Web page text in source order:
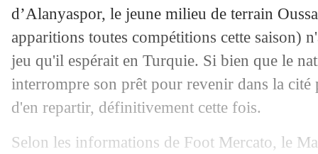
d’Alanyaspor, le jeune milieu de terrain
apparitions toutes compétitions cette saison)
jeu qu'il espérait en Turquie. Si bien que le
interrompre son prêt pour revenir dans la cité
d'en repartir, définitivement cette fois.
Selon les informations de Foot Mercato, le
06/01 Lille: Fonseca attend une seule recrue
06/01 Lorient : deux clubs anglais sur Moffi
06/01 Angleterre: son penalty, Kane
Monaco : deux pistes au Brésil pour